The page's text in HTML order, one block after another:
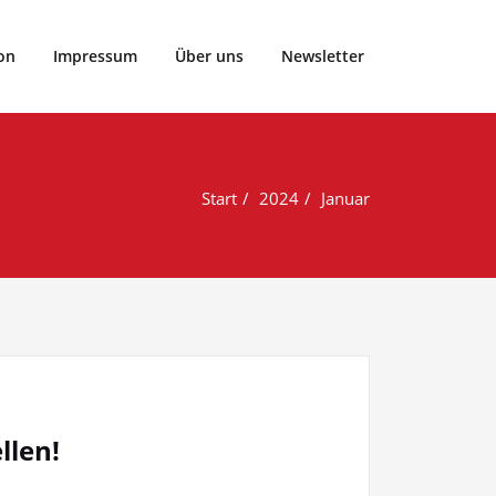
Impressum Über uns Newsletter
Start 2024 Januar